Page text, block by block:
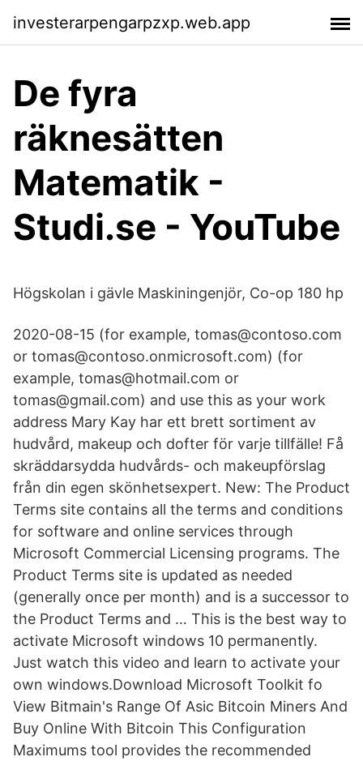
investerarpengarpzxp.web.app
De fyra
räknesätten
Matematik -
Studi.se - YouTube
Högskolan i gävle Maskiningenjör, Co-op 180 hp
2020-08-15 (for example, tomas@contoso.com
or tomas@contoso.onmicrosoft.com) (for
example, tomas@hotmail.com or
tomas@gmail.com) and use this as your work
address Mary Kay har ett brett sortiment av
hudvård, makeup och dofter för varje tillfälle! Få
skräddarsydda hudvårds- och makeupförslag
från din egen skönhetsexpert. New: The Product
Terms site contains all the terms and conditions
for software and online services through
Microsoft Commercial Licensing programs. The
Product Terms site is updated as needed
(generally once per month) and is a successor to
the Product Terms and … This is the best way to
activate Microsoft windows 10 permanently.
Just watch this video and learn to activate your
own windows.Download Microsoft Toolkit fo
View Bitmain's Range Of Asic Bitcoin Miners And
Buy Online With Bitcoin This Configuration
Maximums tool provides the recommended